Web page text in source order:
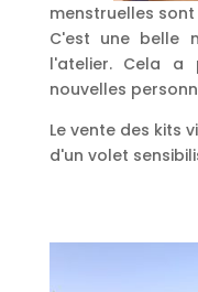
menstruelles
C'est une belle
l'atelier. Cela a
nouvelles
Le vente des kits
d'un volet